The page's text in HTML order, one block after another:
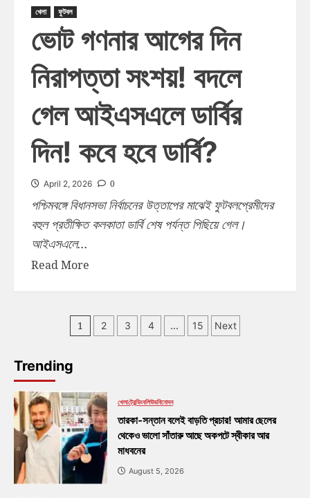
খেলা ফুটবল
ভোট গণনার আগের দিন
নিরাপত্তা সংশয়! বদলে
গেল আইএসএলে ডার্বির
দিন! কবে হবে ডার্বি?
April 2, 2026 0
পশ্চিমবঙ্গে বিধানসভা নির্বাচনের উত্তাপের মাঝেই ফুটবলপ্রেমীদের
বহুল প্রতীক্ষিত কলকাতা ডার্বি শেষ পর্যন্ত পিছিয়ে গেল।
আইএসএলে...
Read More
1 2 3 4 … 15 Next
Trending
খেলাট্রেন্ডিংবলিউডবিনোদন
তারকা-সন্তান বলেই বাড়তি প্রচার! আমার ছেলের
থেকেও ভালো সাঁতারু আছে অকপটে স্বীকার আর
মাধবনের
August 5, 2026